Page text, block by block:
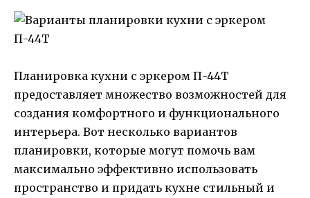
Планировка кухни с эркером П-44Т
предоставляет множество возможностей для
создания комфортного и функционального
интерьера. Вот несколько вариантов
планировки, которые могут помочь вам
максимально эффективно использовать
пространство и придать кухне стильный и